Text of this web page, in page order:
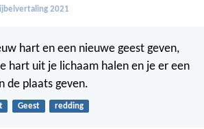
2021
hart en een nieuwe geest geven,
hart uit je lichaam halen en je er een
de plaats geven.
Geest redding